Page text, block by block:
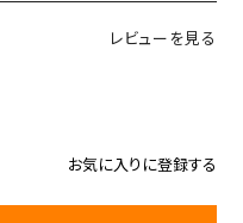
レビューを見る
お気に入りに登録する